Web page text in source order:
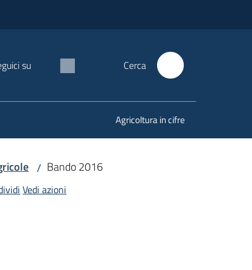
su Cerca
Agricoltura in cifre
/ Bando 2016
Vedi azioni